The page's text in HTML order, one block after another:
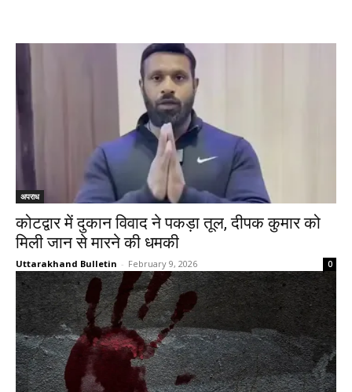
अपराध
कोटद्वार में दुकान विवाद ने पकड़ा तूल, दीपक कुमार को
मिली जान से मारने की धमकी
Uttarakhand Bulletin - February 9, 2026 0